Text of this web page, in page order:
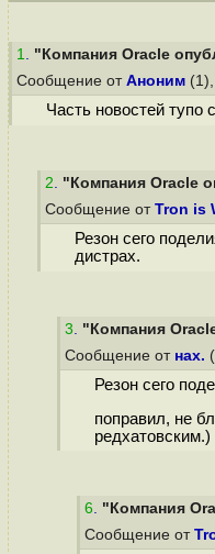
1. "Компания Oracle
Сообщение от Аноним
Часть новостей тупо
2. "Компания Oracle
Сообщение от Tron is
Резон сего
дистрах.
3. "Компания
Сообщение от нах.
Резон сего
поправил, не
редхатовским.)
6. "Компания
Сообщение от